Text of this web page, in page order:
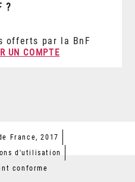
?
offerts par la BnF
UN COMPTE
France, 2017
d'utilisation
conforme